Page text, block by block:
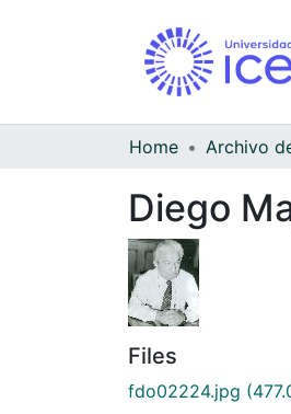
Home
Diego
Files
fdo02224.jpg